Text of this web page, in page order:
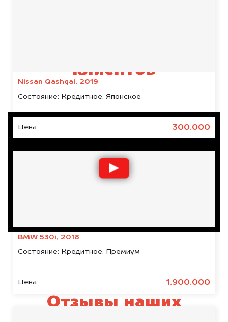
Nissan Qashqai, 2019
Состояние: Кредитное, Японское
Цена: 300.000
BMW 530i, 2018
Состояние: Кредитное, Премиум
Цена: 1.900.000
клиентов
Отзывы наших